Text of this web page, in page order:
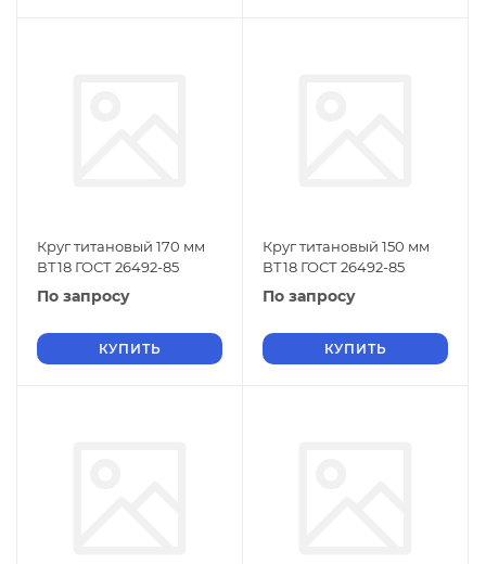
Круг титановый 170 мм
ВТ18 ГОСТ 26492-85
По запросу
КУПИТЬ
Круг титановый 150 мм
ВТ18 ГОСТ 26492-85
По запросу
КУПИТЬ